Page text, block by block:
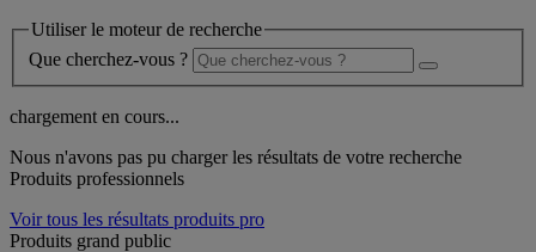
Utiliser le moteur de recherche
Que cherchez-vous ?
chargement en cours...
Nous n'avons pas pu charger les résultats de votre recherche
Produits professionnels
Voir tous les résultats produits pro
Produits grand public